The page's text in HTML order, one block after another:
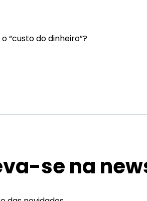
“custo do dinheiro”?
se na